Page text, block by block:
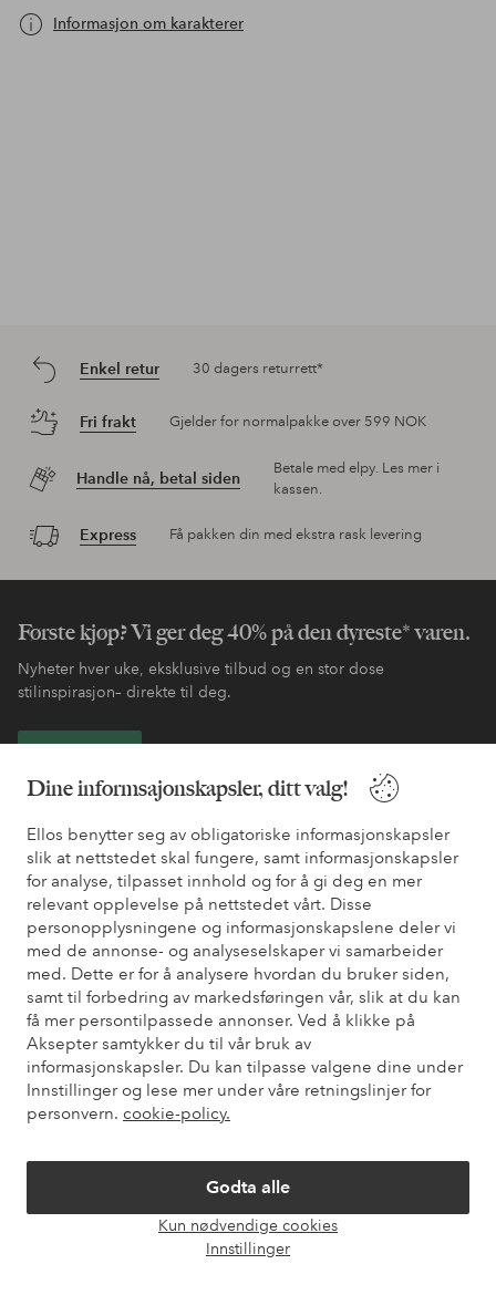
Dine informsajonskapsler, ditt valg!
Ellos benytter seg av obligatoriske informasjonskapsler
slik at nettstedet skal fungere, samt informasjonskapsler
for analyse, tilpasset innhold og for å gi deg en mer
relevant opplevelse på nettstedet vårt. Disse
personopplysningene og informasjonskapslene deler vi
med de annonse- og analyseselskaper vi samarbeider
med. Dette er for å analysere hvordan du bruker siden,
samt til forbedring av markedsføringen vår, slik at du kan
få mer persontilpassede annonser. Ved å klikke på
Aksepter samtykker du til vår bruk av
informasjonskapsler. Du kan tilpasse valgene dine under
Innstillinger og lese mer under våre retningslinjer for
personvern. cookie-policy.
Godta alle
Kun nødvendige cookies
Innstillinger
Informasjon om karakterer
Enkel retur 30 dagers returrett*
Fri frakt Gjelder for normalpakke over 599 NOK
Handle nå, betal siden
Betale med elpy. Les mer i
kassen.
Express Få pakken din med ekstra rask levering
Første kjøp? Vi ger deg 40% på den dyreste* varen.
Nyheter hver uke, eksklusive tilbud og en stor dose
stilinspirasjon– direkte til deg.
Trenger du hjelp?
Du finner svar på de vanligste spørsmålene i vår FAQ. Du finner
også informasjon om hvordan du kan kontakte oss.
Kundeservice Betalingsmåte
Mine sider
Om Ellos